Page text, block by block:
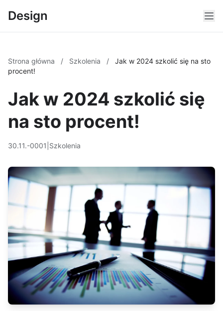
Design
Strona główna / Szkolenia /
Jak w 2024 szkolić się na sto
procent!
Jak w 2024 szkolić się
na sto procent!
30.11.-0001 Szkolenia